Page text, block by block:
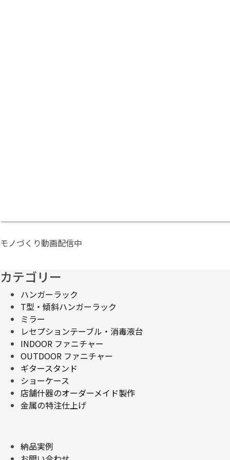
モノづくり動画配信中
カテゴリー
ハンガーラック
T型・傾斜ハンガーラック
ミラー
レセプションテーブル・消毒液台
INDOOR ファニチャー
OUTDOOR ファニチャー
ギタースタンド
ショーケース
店舗什器のオーダーメイド製作
金属の特注仕上げ
納品実例